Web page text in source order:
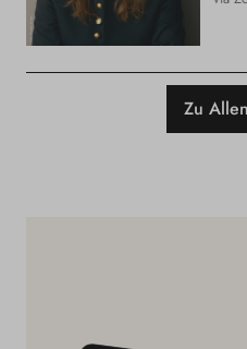
Zu